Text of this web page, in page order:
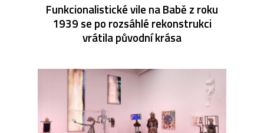
Funkcionalistické vile na Babě z roku
1939 se po rozsáhlé rekonstrukci
vrátila původní krása